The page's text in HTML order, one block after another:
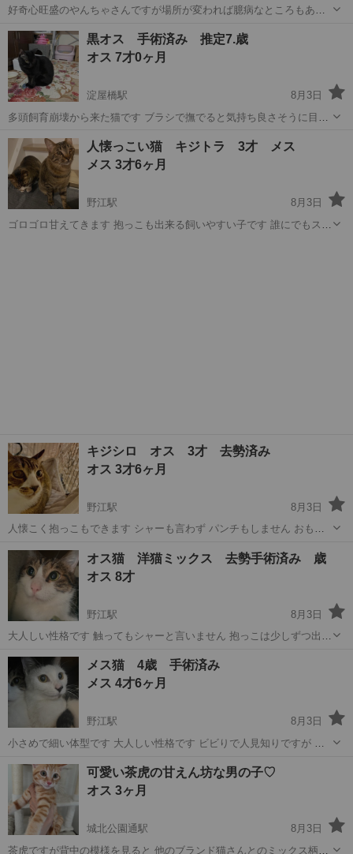
好奇心旺盛のやんちゃさんですが場所が変われば臆病なところもあり
さな子猫が捨てられてると連絡がありすぐに駆けつけました。段ボー
ルの中を見ると産まれて2週間も...
大阪 大東市 猫 トライアル
黒オス 手術済み 推定7.歳
オス 7才0ヶ月
淀屋橋駅
8月3日
多頭飼育崩壊から来た猫です ブラシで撫でると気持ち良さそうに目を
す お外を見るのはすきです 他の猫とは中々遊べません 良く食べてし
っかり遊びます 保護して直...
大阪 大阪市 淀屋橋駅 猫
人懐っこい猫 キジトラ 3才 メス
メス 3才6ヶ月
野江駅
8月3日
ゴロゴロ甘えてきます 抱っこも出来る飼いやすい子です 誰にでもスリ
キジシロ オス 3才 去勢済み
オス 3才6ヶ月
野江駅
8月3日
人懐こく抱っこもできます シャーも言わず パンチもしません おもち
をひいていました 後遺症で眼球に曇りがありますが 目は見えていま
す。 す...
大阪 大阪市 野江駅 猫 去勢手術
オス猫 洋猫ミックス 去勢手術済み 歳
オス 8才
野江駅
8月3日
大人しい性格です 触ってもシャーと言いません 抱っこは少しずつ出来
洋猫とのミックスの様で 大きめの猫で少し毛が長めでふわふわしてい
ます 至って健康です エ...
大阪 大阪市 野江駅 猫 性格
メス猫 4歳 手術済み
メス 4才6ヶ月
野江駅
8月3日
小さめで細い体型です 大人しい性格です ビビりで人見知りですが 威
抱っこも出来る猫です 白地にサバ柄が，入っているキレイな子です 風
邪なども無く元気です 食...
大阪 大阪市 野江駅 猫 シェルター
可愛い茶虎の甘えん坊な男の子♡
オス 3ヶ月
城北公園通駅
8月3日
茶虎ですが背中の模様を見ると 他のブランド猫さんとのミックス柄か